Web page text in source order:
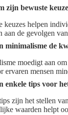
zijn bewuste
keuzes helpen
aan de gevolgen
minimalisme de
moedigt aan
ervaren mensen
enkele tips voor
zijn het stellen
waarden helpt